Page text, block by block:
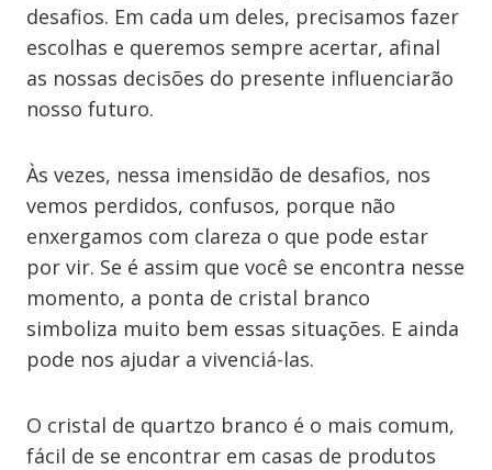
desafios. Em cada um deles, precisamos fazer
escolhas e queremos sempre acertar, afinal
as nossas decisões do presente influenciarão
nosso futuro.
Às vezes, nessa imensidão de desafios, nos
vemos perdidos, confusos, porque não
enxergamos com clareza o que pode estar
por vir. Se é assim que você se encontra nesse
momento, a ponta de cristal branco
simboliza muito bem essas situações. E ainda
pode nos ajudar a vivenciá-las.
O cristal de quartzo branco é o mais comum,
fácil de se encontrar em casas de produtos